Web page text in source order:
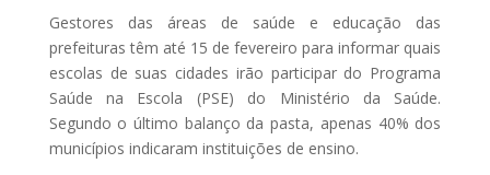
Gestores das áreas de saúde e educação das
prefeituras têm até 15 de fevereiro para informar quais
escolas de suas cidades irão participar do Programa
Saúde na Escola (PSE) do Ministério da Saúde.
Segundo o último balanço da pasta, apenas 40% dos
municípios indicaram instituições de ensino.